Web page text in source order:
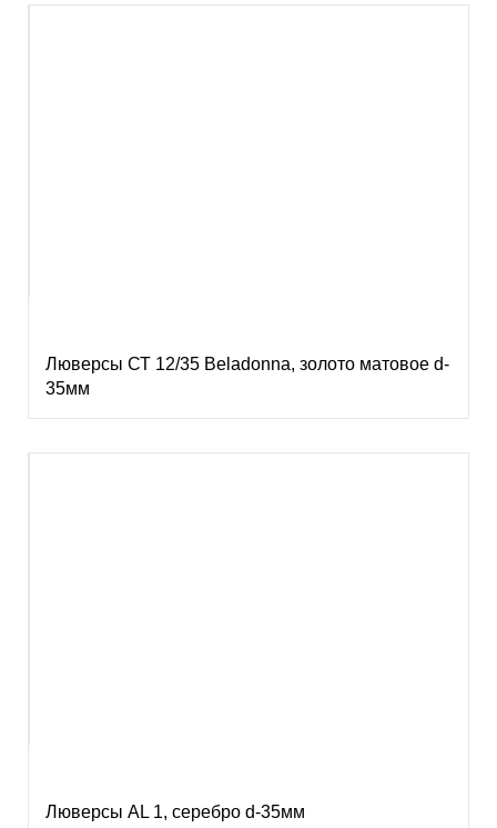
Люверсы СТ 12/35 Beladonna, золото матовое d-
35мм
Люверсы AL 1, серебро d-35мм